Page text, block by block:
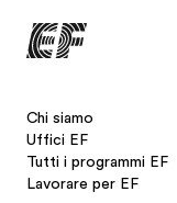
Chi siamo
Uffici EF
Tutti i programmi EF
Lavorare per EF